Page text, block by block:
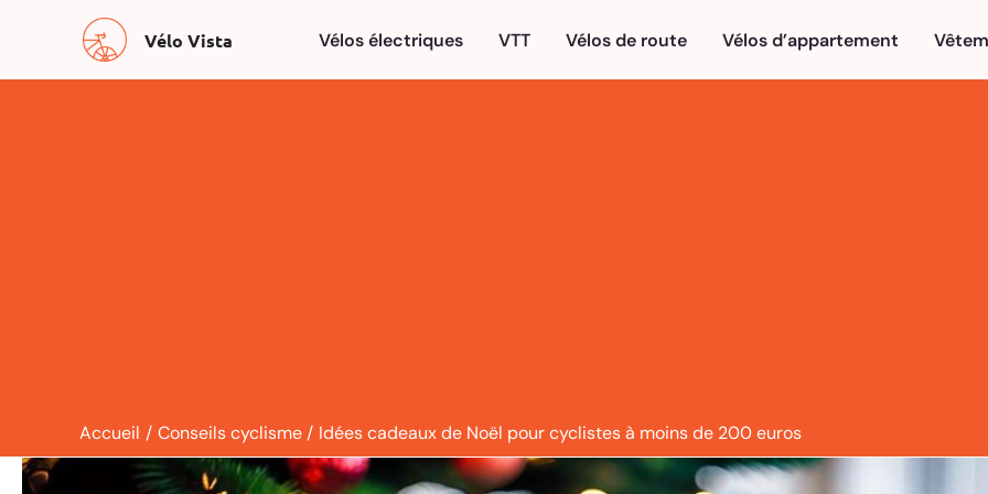
contenu
Vélo Vista Vélos électriques VTT Vélos de route Vélos d’appartement
Accueil Conseils cyclisme Idées cadeaux de Noël pour cyclistes à moins de 200 euros